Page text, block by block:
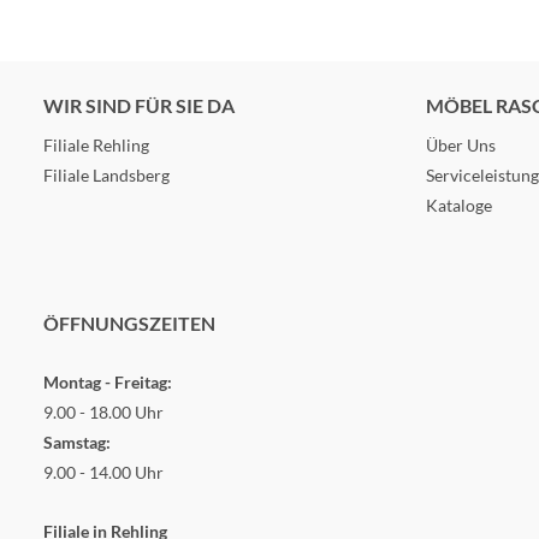
WIR SIND FÜR SIE DA
Filiale Rehling
Filiale Landsberg
MÖBEL
Über Uns
Kataloge
ÖFFNUNGSZEITEN
Montag - Freitag:
9.00 - 18.00 Uhr
Samstag:
9.00 - 14.00 Uhr
Filiale in Rehling